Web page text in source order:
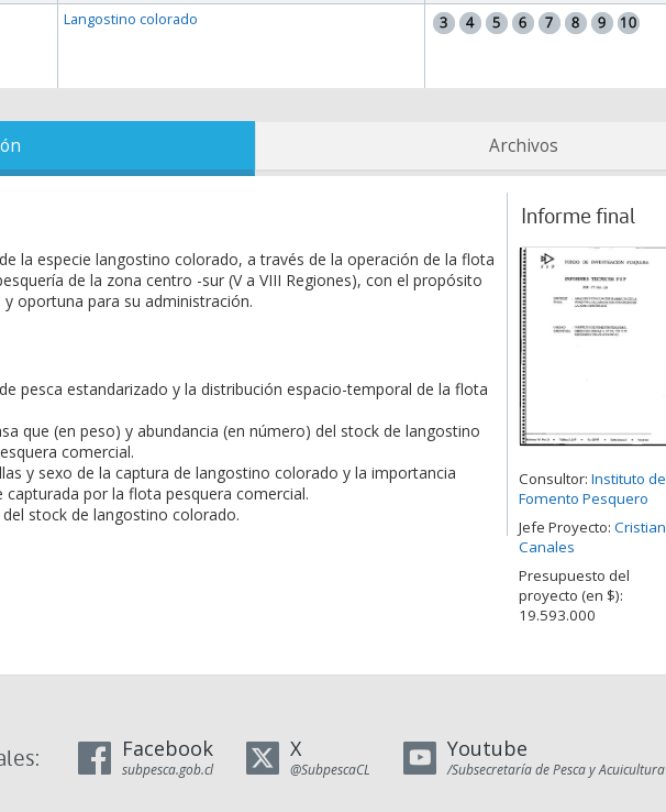
Langostino colorado
Archivos
la especie langostino colorado, a través de la operación de la flota
de la zona centro -sur (V a VIII Regiones), con el propósito
oportuna para su administración.
pesca estandarizado y la distribución espacio-temporal de la flota
que (en peso) y abundancia (en número) del stock de langostino
comercial.
y sexo de la captura de langostino colorado y la importancia
por la flota pesquera comercial.
stock de langostino colorado.
Informe final
Consultor: Instituto de
Fomento Pesquero
Jefe Proyecto: Cristian
Canales
Presupuesto del
proyecto (en $):
19.593.000
Facebook
subpesca.gob.cl
X
@SubpescaCL
Youtube
/Subsecretaría de Pesca y Acuicultura